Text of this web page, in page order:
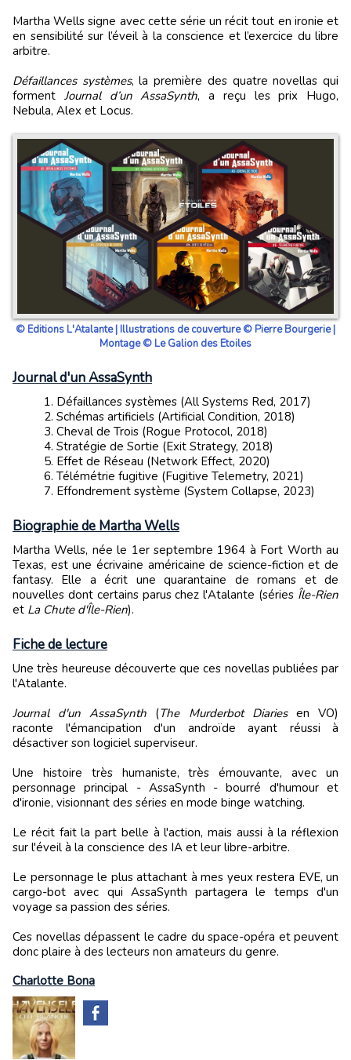
Martha Wells signe avec cette série un récit tout en ironie et
en sensibilité sur l’éveil à la conscience et l’exercice du libre
arbitre.
Défaillances systèmes, la première des quatre novellas qui
forment Journal d’un AssaSynth, a reçu les prix Hugo,
Nebula, Alex et Locus.
© Editions L'Atalante | Illustrations de couverture © Pierre Bourgerie |
Montage © Le Galion des Etoiles
Journal d'un AssaSynth
Défaillances systèmes (All Systems Red, 2017)
Schémas artificiels (Artificial Condition, 2018)
Cheval de Trois (Rogue Protocol, 2018)
Stratégie de Sortie (Exit Strategy, 2018)
Effet de Réseau (Network Effect, 2020)
Télémétrie fugitive (Fugitive Telemetry, 2021)
Effondrement système (System Collapse, 2023)
Biographie de Martha Wells
Martha Wells, née le 1er septembre 1964 à Fort Worth au
Texas, est une écrivaine américaine de science-fiction et de
fantasy. Elle a écrit une quarantaine de romans et de
nouvelles dont certains parus chez l'Atalante (séries Île-Rien
et La Chute d'Île-Rien).
Fiche de lecture
Une très heureuse découverte que ces novellas publiées par
l'Atalante.
Journal d'un AssaSynth (The Murderbot Diariesen VO)
raconte l'émancipation d'un androïde ayant réussi à
désactiver son logiciel superviseur.
Une histoire très humaniste, très émouvante, avec un
personnage principal - AssaSynth - bourré d'humour et
d'ironie, visionnant des séries en mode binge watching.
Le récit fait la part belle à l'action, mais aussi à la réflexion
sur l'éveil à la conscience des IA et leur libre-arbitre.
Le personnage le plus attachant à mes yeux restera EVE, un
cargo-bot avec qui AssaSynth partagera le temps d'un
voyage sa passion des séries.
Ces novellas dépassent le cadre du space-opéra et peuvent
donc plaire à des lecteurs non amateurs du genre.
Charlotte Bona